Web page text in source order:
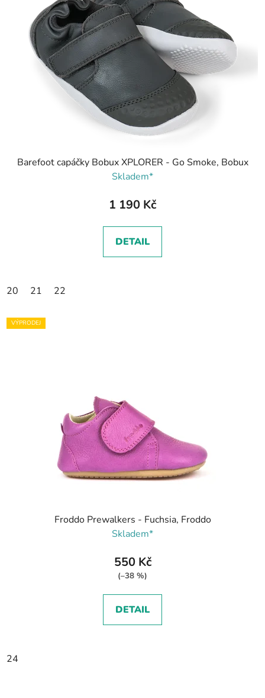
Barefoot capáčky Bobux XPLORER - Go Smoke, Bobux
Skladem*
1 190 Kč
DETAIL
20 21 22
VÝPRODEJ
Froddo Prewalkers - Fuchsia, Froddo
Skladem*
550 Kč
(–38 %)
DETAIL
24